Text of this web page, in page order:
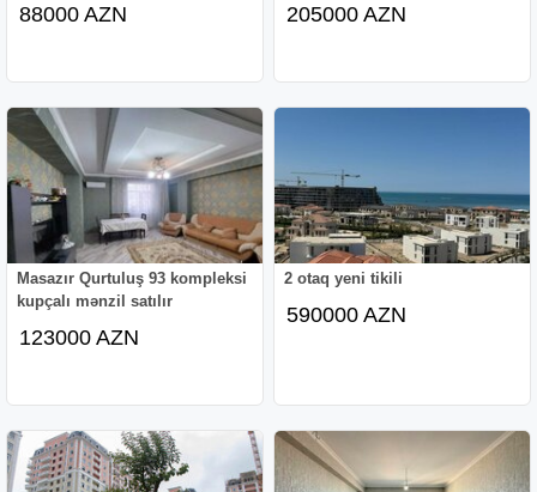
88000 AZN 205000 AZN
Masazır Qurtuluş 93 kompleksi
kupçalı mənzil satılır
123000 AZN
2 otaq yeni tikili
590000 AZN